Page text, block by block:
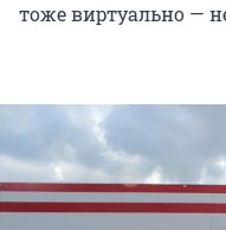
тоже виртуально —